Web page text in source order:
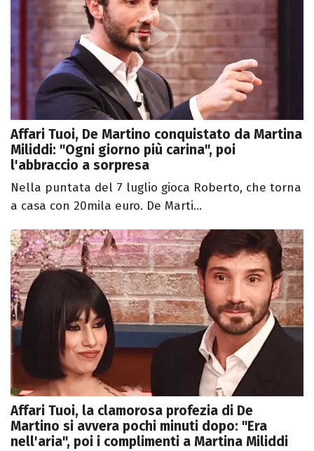
Affari Tuoi, De Martino conquistato da Martina
Miliddi: "Ogni giorno più carina", poi
l'abbraccio a sorpresa
Nella puntata del 7 luglio gioca Roberto, che torna
a casa con 20mila euro. De Marti...
Affari Tuoi, la clamorosa profezia di De
Martino si avvera pochi minuti dopo: "Era
nell'aria", poi i complimenti a Martina Miliddi